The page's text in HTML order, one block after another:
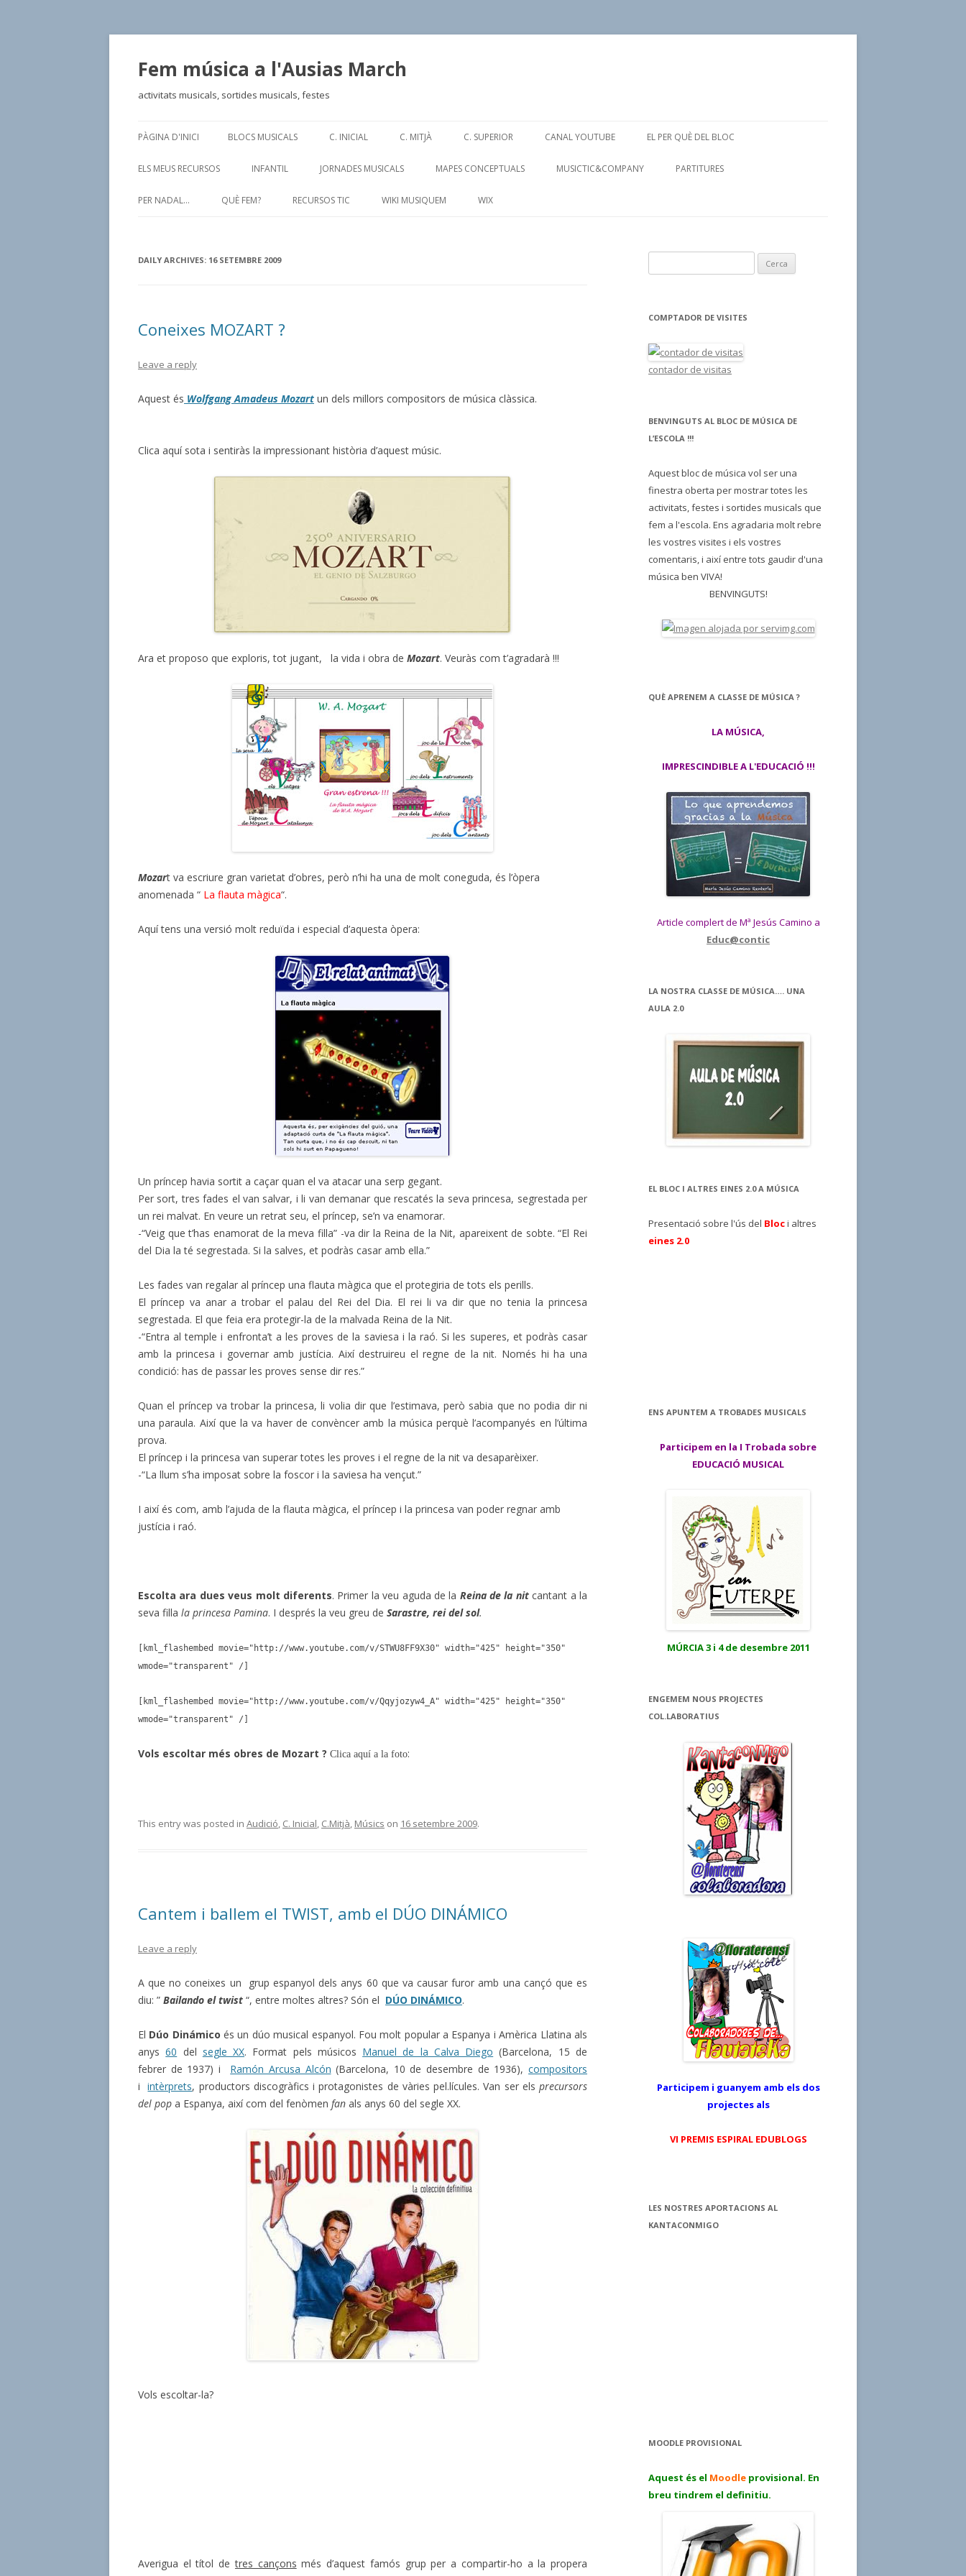
Fem música a l'Ausias March
activitats musicals, sortides musicals, festes
to
PÀGINA D'INICI BLOCS MUSICALS C. INICIAL C. MITJÀ C. SUPERIOR CANAL YOUTUBE EL PER QUÈ DEL BLOC
ELS MEUS RECURSOS INFANTIL JORNADES MUSICALS MAPES CONCEPTUALS MUSICTIC&COMPANY PARTITURES
PER NADAL… QUÈ FEM? RECURSOS TIC WIKI MUSIQUEM WIX
DAILY ARCHIVES: 16 SETEMBRE 2009
Coneixes MOZART ?
Leave a reply
Aquest és Wolfgang Amadeus Mozart un dels millors compositors de música clàssica.
Clica aquí sota i sentiràs la impressionant història d’aquest músic.
Ara et proposo que exploris, tot jugant, la vida i obra de Mozart. Veuràs com t’agradarà !!!
Mozart va escriure gran varietat d’obres, però n’hi ha una de molt coneguda, és l’òpera
anomenada “ La flauta màgica“.
Aquí tens una versió molt reduïda i especial d’aquesta òpera:
Un príncep havia sortit a caçar quan el va atacar una serp gegant.
Per sort, tres fades el van salvar, i li van demanar que rescatés la seva princesa, segrestada per
un rei malvat. En veure un retrat seu, el príncep, se’n va enamorar.
-“Veig que t’has enamorat de la meva filla” -va dir la Reina de la Nit, apareixent de sobte. “El Rei
del Dia la té segrestada. Si la salves, et podràs casar amb ella.”
Les fades van regalar al príncep una flauta màgica que el protegiria de tots els perills.
El príncep va anar a trobar el palau del Rei del Dia. El rei li va dir que no tenia la princesa
segrestada. El que feia era protegir-la de la malvada Reina de la Nit.
-“Entra al temple i enfronta’t a les proves de la saviesa i la raó. Si les superes, et podràs casar
amb la princesa i governar amb justícia. Així destruireu el regne de la nit. Només hi ha una
condició: has de passar les proves sense dir res.”
Quan el príncep va trobar la princesa, li volia dir que l’estimava, però sabia que no podia dir ni
una paraula. Així que la va haver de convèncer amb la música perquè l’acompanyés en l’última
prova.
El príncep i la princesa van superar totes les proves i el regne de la nit va desaparèixer.
-“La llum s’ha imposat sobre la foscor i la saviesa ha vençut.”
I així és com, amb l’ajuda de la flauta màgica, el príncep i la princesa van poder regnar amb
justícia i raó.
Escolta ara dues veus molt diferents. Primer la veu aguda de la Reina de la nitcantant a la
seva filla la princesa Pamina. I després la veu greu de Sarastre, rei del sol.
[kml_flashembed movie="http://www.youtube.com/v/STWU8FF9X30" width="425" height="350"
wmode="transparent" /]
[kml_flashembed movie="http://www.youtube.com/v/Qqyjozyw4_A" width="425" height="350"
wmode="transparent" /]
Vols escoltar més obres de Mozart ? Clica aquí a la foto:
This entry was posted in Audició, C. Inicial, C.Mitjà, Músics on 16 setembre 2009.
Cantem i ballem el TWIST, amb el DÚO DINÁMICO
Leave a reply
A que no coneixes un grup espanyol dels anys 60 que va causar furor amb una cançó que es
diu: ” Bailando el twist “, entre moltes altres? Són el DÚO DINÁMICO.
El Dúo Dinámico és un dúo musical espanyol. Fou molt popular a Espanya i Amèrica Llatina als
anys60 del segle XX. Format pels músicos Manuel de la Calva Diego (Barcelona, 15 de
febrer de 1937) i Ramón Arcusa Alcón (Barcelona, 10 de desembre de 1936),compositors
iintèrprets, productors discogràfics i protagonistes de vàries pel.lícules. Van ser els precursors
del pop a Espanya, així com del fenòmen fan als anys 60 del segle XX.
Vols escoltar-la?
Averigua el títol detres cançons més d’aquest famós grup per a compartir-ho a la propera
e
c
:
COMPTADOR DE VISITES
contador de visitas
BENVINGUTS AL BLOC DE MÚSICA DE
L’ESCOLA !!!
Aquest bloc de música vol ser una
finestra oberta per mostrar totes les
activitats, festes i sortides musicals que
fem a l'escola. Ens agradaria molt rebre
les vostres visites i els vostres
comentaris, i així entre tots gaudir d'una
música ben VIVA!
BENVINGUTS!
QUÈ APRENEM A CLASSE DE MÚSICA ?
LA MÚSICA,
IMPRESCINDIBLE A L'EDUCACIÓ !!!
Article complert de Mª Jesús Camino a
Educ@contic
LA NOSTRA CLASSE DE MÚSICA…. UNA
AULA 2.0
EL BLOC I ALTRES EINES 2.0 A MÚSICA
Presentació sobre l'ús del Bloci altres
eines 2.0
ENS APUNTEM A TROBADES MUSICALS
Participem en la I Trobada sobre
EDUCACIÓ MUSICAL
MÚRCIA 3 i 4 de desembre 2011
ENGEMEM NOUS PROJECTES
COL.LABORATIUS
Participem i guanyem amb els dos
projectes als
VI PREMIS ESPIRAL EDUBLOGS
LES NOSTRES APORTACIONS AL
KANTACONMIGO
MOODLE PROVISIONAL
Aquest és el Moodle provisional. En
breu tindrem el definitiu.